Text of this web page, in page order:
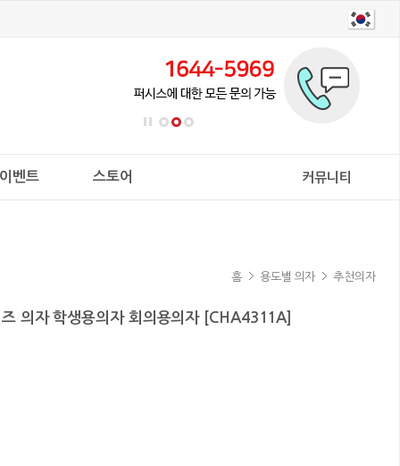
이벤트 스토어 커뮤니티
홈 용도별 의자 추천의자
의자 학생용의자 회의용의자 [CHA4311A]